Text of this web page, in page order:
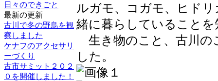
日々のできごと
最新の更新
古川で冬の野鳥を観
察しました
ケナフのアクセサリ
ーづくり
古市サミット２０２
０を開催しました！
ルガモ、コガモ、ヒド
緒に暮らしていること
生き物のこと、古川の
した。